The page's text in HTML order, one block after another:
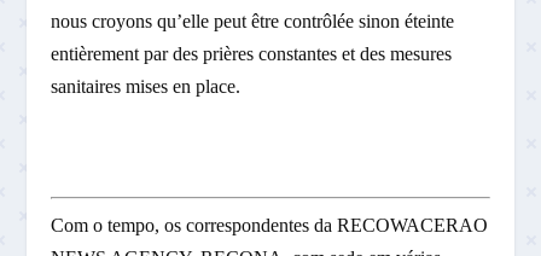
nous croyons qu’elle peut être contrôlée sinon éteinte
entièrement par des prières constantes et des mesures
sanitaires mises en place.
Com o tempo, os correspondentes da RECOWACERAO